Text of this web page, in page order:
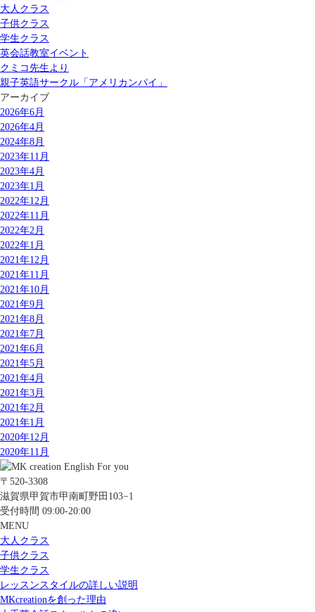
大人クラス
子供クラス
学生クラス
英会話教室イベント
クミコ先生より
親子英語サークル「アメリカンパイ」
アーカイブ
2026年6月
2026年4月
2024年8月
2023年11月
2023年4月
2023年1月
2022年12月
2022年11月
2022年2月
2022年1月
2021年12月
2021年11月
2021年10月
2021年9月
2021年8月
2021年7月
2021年6月
2021年5月
2021年4月
2021年3月
2021年2月
2021年1月
2020年12月
2020年11月
〒520-3308
滋賀県甲賀市甲南町野田103−1
受付時間 09:00-20:00
MENU
大人クラス
子供クラス
学生クラス
レッスンスタイルの詳しい説明
MKcreationを創った理由